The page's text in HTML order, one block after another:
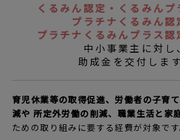
くるみん認定・くるみんプ
プラチナくるみん認
プラチナくるみんプラス認
中小事業主に対し
助成金を交付します
育児休業等の取得促進、労働者の子育
減や 所定外労働の削減、職業生活と家
ための取り組みに要する経費が対象です